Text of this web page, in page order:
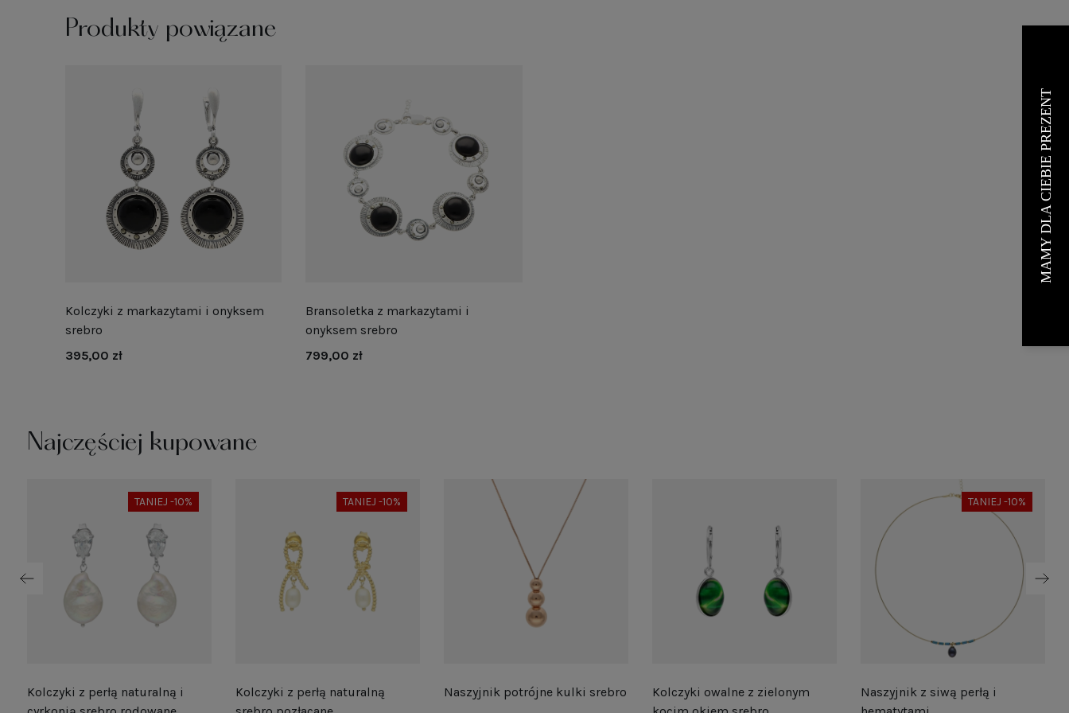
Produkty powiązane
Kolczyki z markazytami i onyksem
srebro
395,00 zł
Bransoletka z markazytami i
onyksem srebro
799,00 zł
Najczęściej kupowane
TANIEJ -10%
Kolczyki z perłą naturalną i
TANIEJ -10%
Kolczyki z perłą naturalną
Naszyjnik potrójne kulki srebro
Kolczyki owalne z zielonym
TANIEJ -10%
Naszyjnik z siwą perłą i